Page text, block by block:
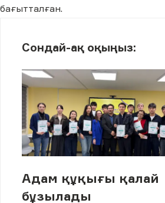
бағытталған.
Сондай-ақ оқыңыз:
Адам құқығы қалай
бұзылады